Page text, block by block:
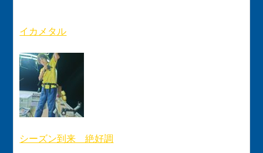
イカメタル
シーズン到来 絶好調